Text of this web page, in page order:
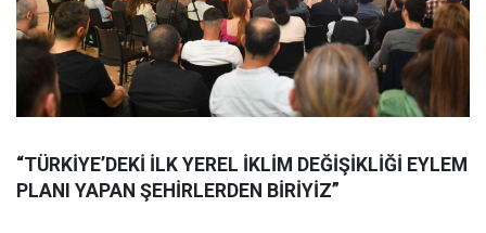
“TÜRKİYE’DEKİ İLK YEREL İKLİM DEĞİŞİKLİĞİ EYLEM
PLANI YAPAN ŞEHİRLERDEN BİRİYİZ”